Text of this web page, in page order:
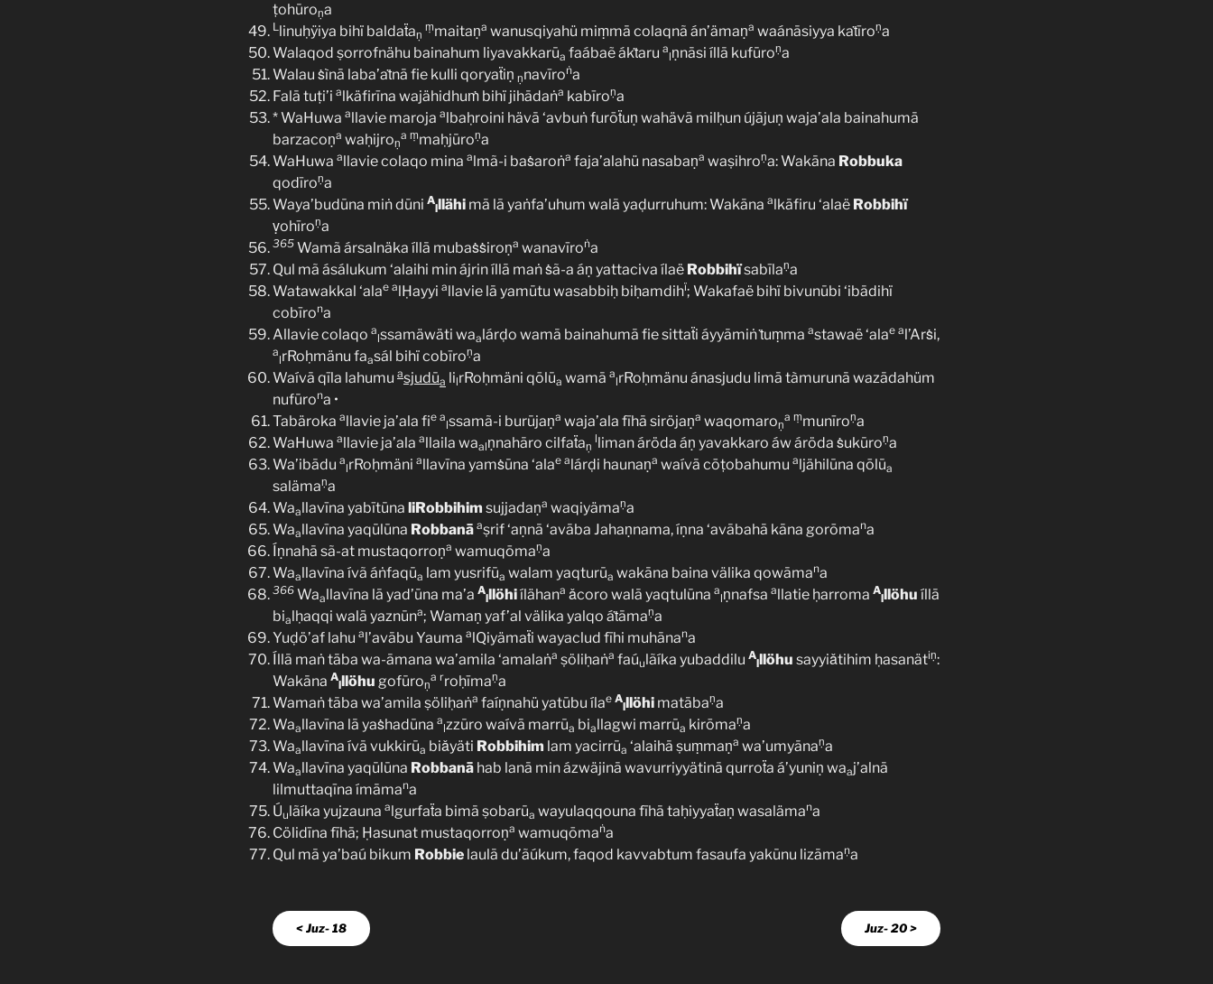
ṭohūroṇa
Llinuḥÿiya bihï baldaẗaṇ
ṃmaitaṇa wanusqiyahü miṃmā colaqnã án’ämaṇa waánāsiyya kaṫīroṇa
Walaqod ṣorrofnähu bainahum liyavakkarūa faábaẽ ákṫaru a
lṇnāsi íllā kufūroṇa
Walau ṡìnā laba’aṫnā fie kulli qoryaẗiṇ ṇnavīroṅa
Falā tuṭi’i alkäfirīna wajähidhuṁ bihï jihādaṅa kabīroṇa
* WaHuwa allavie maroja albaḥroini hävā ‘avbuṅ furōẗuṇ wahävā milḥun újājuṇ waja’ala bainahumā
barzacoṇa waḥijroṇ
a ṃmaḥjūroṇa
WaHuwa allavie colaqo mina almã-i baṡaroṅa faja’alahü nasabaṇa waṣihroṇa: Wakāna Robbuka
qodīroṇa
Waya’budūna miṅ dūni A
lllähi mā lā yaṅfa’uhum walā yaḍurruhum: Wakāna alkāfiru ‘alaë Robbihï
ṿohīroṇa
365 Wamã ársalnäka íllā mubaṡṡiroṇa wanavīroṅa
Qul mã ásálukum ‘alaihi min ájrin íllā maṅ ṡã-a áṇ yattaciva ílaë Robbihïsabīlaṇa
Watawakkal ‘alae alḤayyi allavie lā yamūtu wasabbiḥ biḥamdihï; Wakafaë bihï bivunūbi ‘ibādihï
cobīrona
Allavie colaqo a
lssamäwäti waalárḍo wamā bainahumā fie sittaẗi áyyāmiṅ ṫuṃma astawaë ‘alae al’Arṡi,
a
lrRoḥmänu faasál bihï cobīroṇa
Waívā qīla lahumu asjudūa lilrRoḥmäni qōlūa wamā a
lrRoḥmänu ánasjudu limā tàmurunā wazādahüm
nufūrona •
Tabäroka allavie ja’ala fie a
lssamã-i burūjaṇa waja’ala fīhā siröjaṇa waqomaroṇ
a ṃmunīroṇa
WaHuwa allavie ja’ala allaila waalṇnahāro cilfaẗaṇ
lliman áröda áṇ yavakkaro áw áröda ṡukūroṇa
Wa’ibādu a
lrRoḥmäni allavīna yamṡūna ‘alae alárḍi haunaṇa waívā cōṭobahumu aljähilūna qōlūa
salämaṇa
Waallavīna yabītūna liRobbihim sujjadaṇa waqiyämaṇa
Waallavīna yaqūlūna Robbanā aṣrif ‘aṇnā ‘avāba Jahaṇnama, íṇna ‘avābahā kāna gorōmana
Íṇnahā sã-at mustaqorroṇa wamuqōmaṇa
Waallavīna ívã áṅfaqūa lam yusrifūa walam yaqturūa wakāna baina välika qowāmana
366 Waallavīna lā yad’ūna ma’a A
lllöhiílähana ǎcoro walā yaqtulūna a
lṇnafsa allatie ḥarroma A
lllöhu íllā
bialḥaqqi walā yaznūna; Wamaṇ yaf’al välika yalqo áṫāmaṇa
Yuḍö’af lahu al’avābu Yauma alQiyämaẗi wayaclud fīhi muhānana
Íllā maṅ tāba wa-āmana wa’amila ‘amalaṅa ṣöliḥaṅa faúulãíka yubaddilu A
lllöhu sayyiǎtihim ḥasanätiṇ:
Wakāna A
lllöhu gofūroṇ
a rroḥīmaṇa
Wamaṅ tāba wa’amila ṣöliḥaṅa faíṇnahü yatūbu ílae A
lllöhi matābaṇa
Waallavīna lā yaṡhadūna a
lzzūro waívā marrūa biallagwi marrūa kirōmaṇa
Waallavīna ívā vukkirūa biǎyäti Robbihim lam yacirrūa ‘alaihā ṣuṃmaṇa wa’umyānaṇa
Waallavīna yaqūlūna Robbanā hab lanā min ázwäjinā wavurriyyätinā qurroẗa á’yuniṇ waaj’alnā
lilmuttaqīna ímāmana
Úulãíka yujzauna algurfaẗa bimā ṣobarūa wayulaqqouna fīhā taḥiyyaẗaṇ wasalämana
Cölidīna fīhā; Ḥasunat mustaqorroṇa wamuqōmaṅa
Qul mā ya’baú bikum Robbie laulā du’ãúkum, faqod kavvabtum fasaufa yakūnu lizāmaņa
< Juz- 18 Juz- 20 >